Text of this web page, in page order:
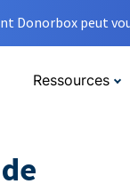
Donorbox peut
Ressources